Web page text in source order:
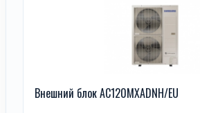
Внешний блок AC120MXADNH/EU